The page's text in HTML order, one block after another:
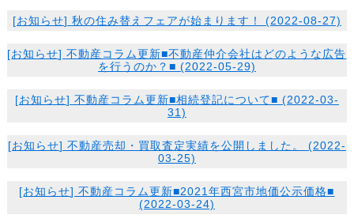
[お知らせ] 秋の住み替えフェアが始まります！ (2022-08-27)
[お知らせ] 不動産コラム更新■不動産仲介会社はどのような広告
を行うのか？■ (2022-05-29)
[お知らせ] 不動産コラム更新■相続登記について■ (2022-03-
31)
[お知らせ] 不動産売却・買取査定実績を公開しました。 (2022-
03-25)
[お知らせ] 不動産コラム更新■2021年西宮市地価公示価格■
(2022-03-24)